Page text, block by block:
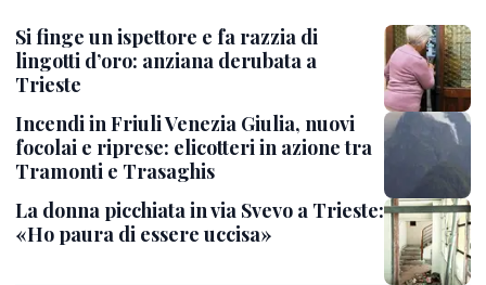
Si finge un ispettore e fa razzia di
lingotti d’oro: anziana derubata a
Trieste
Incendi in Friuli Venezia Giulia, nuovi
focolai e riprese: elicotteri in azione tra
Tramonti e Trasaghis
La donna picchiata in via Svevo a Trieste:
«Ho paura di essere uccisa»